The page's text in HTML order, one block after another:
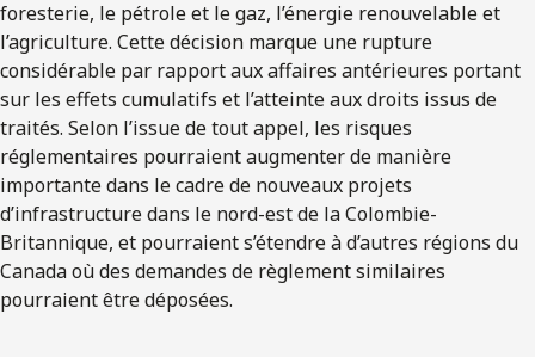
foresterie, le pétrole et le gaz, l’énergie renouvelable et
l’agriculture. Cette décision marque une rupture
considérable par rapport aux affaires antérieures portant
sur les effets cumulatifs et l’atteinte aux droits issus de
traités. Selon l’issue de tout appel, les risques
réglementaires pourraient augmenter de manière
importante dans le cadre de nouveaux projets
d’infrastructure dans le nord-est de la Colombie-
Britannique, et pourraient s’étendre à d’autres régions du
Canada où des demandes de règlement similaires
pourraient être déposées.